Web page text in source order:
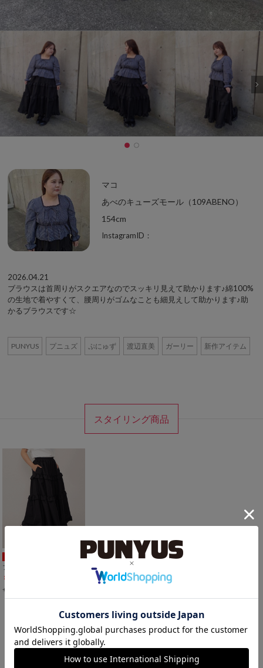
マコ
あべのキューズモール（109ABENO）
154cm
InstagramID：
2026.04.21
ブラウスは首周りがスクエアなのでスッキリ見えて助かります♪綿100%
の生地で着やすくて、腰周りがゴムなことも細見えして助かります♪助
かるブラウスです☆
PUNYUS プニュズ ぷにゅず 渡辺直美 ガーリー 新作アイテム
スタイリング商品
￥5,500
サイズ：2
他スタイリング一覧